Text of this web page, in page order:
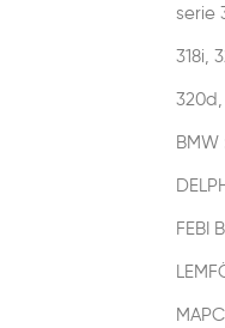
serie
318i,
320d,
BMW
FEBI